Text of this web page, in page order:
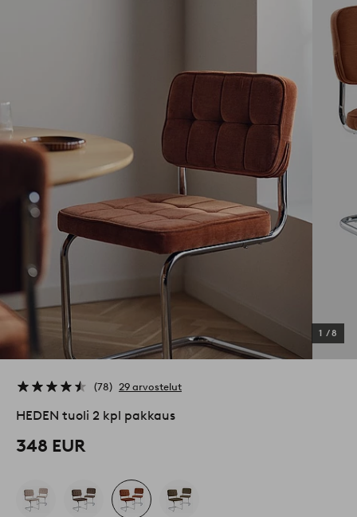
1 /8
78 29 arvostelut
HEDEN tuoli 2 kpl pakkaus
348 EUR